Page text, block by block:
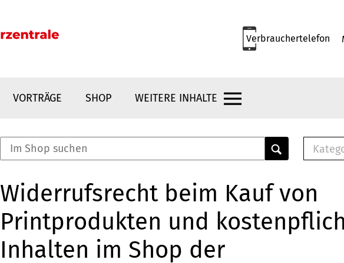
Verbrauchertelefon
VORTRÄGE SHOP WEITERE INHALTE
Widerrufsrecht beim Kauf von
Printprodukten und
Inhalten im Shop der